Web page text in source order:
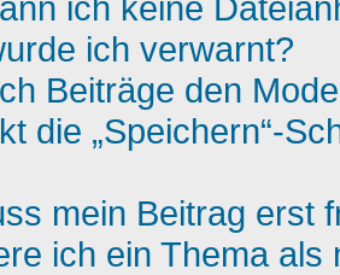
ich verwarnt?
Beiträge den
die „Speichern“-
mein Beitrag erst
ich ein Thema als